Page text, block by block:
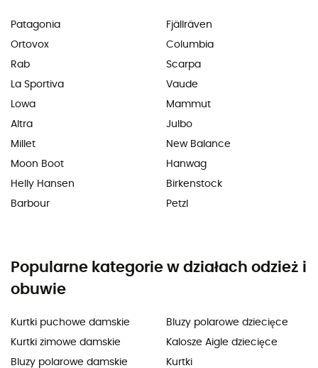
Patagonia
Ortovox
Rab
La Sportiva
Lowa
Altra
Millet
Moon Boot
Helly Hansen
Barbour
Fjällräven
Columbia
Scarpa
Vaude
Mammut
Julbo
New Balance
Hanwag
Birkenstock
Petzl
Popularne kategorie w działach odzież i
obuwie
Kurtki puchowe damskie
Kurtki zimowe damskie
Bluzy polarowe damskie
Bluzy polarowe dziecięce
Kalosze Aigle dziecięce
Kurtki